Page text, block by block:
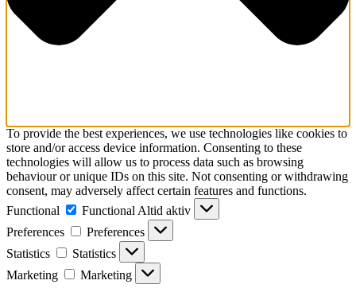
To provide the best experiences, we use technologies like cookies to
store and/or access device information. Consenting to these
technologies will allow us to process data such as browsing
behaviour or unique IDs on this site. Not consenting or withdrawing
consent, may adversely affect certain features and functions.
Functional
Functional Altid aktiv
Preferences
Preferences
Statistics
Statistics
Marketing
Marketing